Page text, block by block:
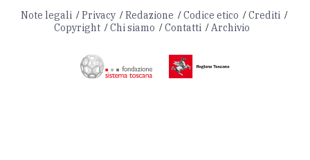
Note legali Privacy Redazione Codice etico
Crediti
Copyright
Chi siamo Contatti Archivio